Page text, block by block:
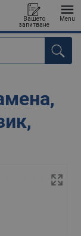
Вашето
запитване
Menu